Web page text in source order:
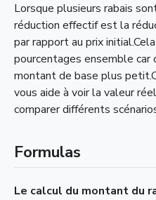
Lorsque plusieurs rabais
réduction effectif est la
par rapport au prix
pourcentages ensemble car
montant de base plus
vous aide à voir la valeur
comparer différents
Formulas
Le calcul du montant du